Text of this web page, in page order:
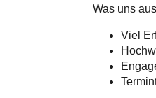
Was uns
Viel